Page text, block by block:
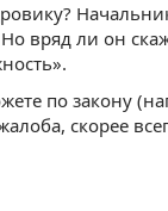
вряд ли он
по закону
скорее